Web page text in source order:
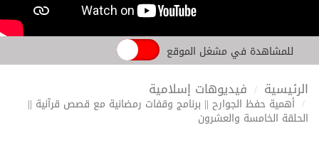
للمشاهدة في مشغل الموقع
الرئيسية فيديوهات إسلامية
أهمية حفظ الجوارح || برنامج وقفات رمضانية مع قصص قرآنية ||
الحلقة الخامسة والعشرون